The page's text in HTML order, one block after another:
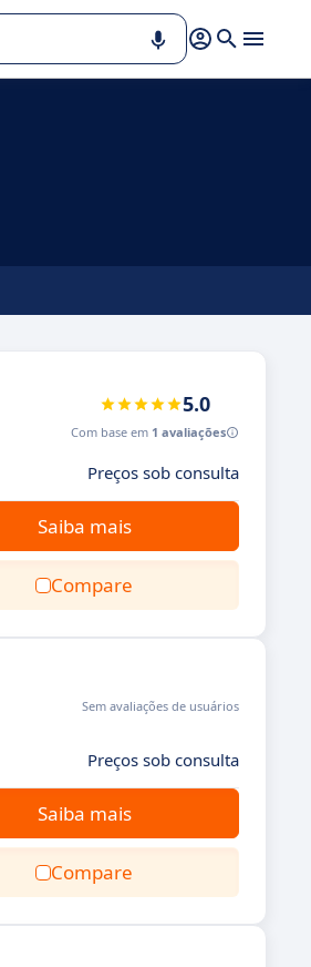
5.0
Com base em 1 avaliações
Preços sob consulta
Saiba mais
Compare
Sem avaliações de usuários
Preços sob consulta
Saiba mais
Compare